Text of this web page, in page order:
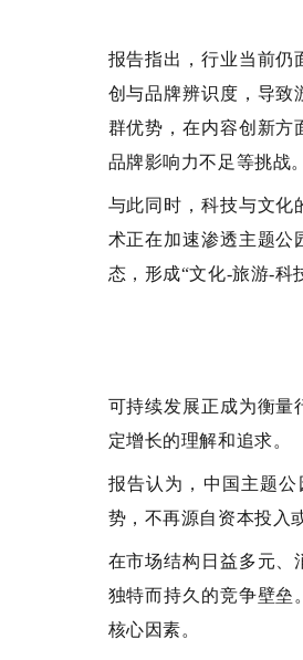
报告指出，行业当前仍
创与品牌辨识度，导致
群优势，在内容创新方
品牌影响力不足等挑战。
与此同时，科技与文化
术正在加速渗透主题公
态，形成“文化-旅游-科
可持续发展正成为衡量
定增长的理解和追求。
报告认为，中国主题
势，不再源自资本投入
在市场结构日益多元、
独特而持久的竞争壁垒
核心因素。